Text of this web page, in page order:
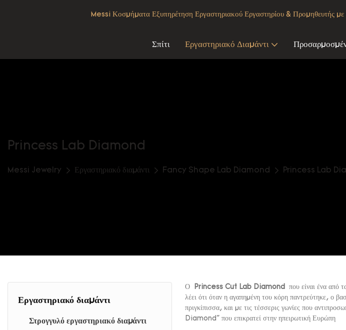
Messi Κοσμήματα Εξυπηρέτηση Εργαστηριακού Εργαστηρίου & Προμηθευτής με
Σπίτι Εργαστηριακό Διαμάντι
Princess Lab Diamond
Messi Jewelry Εργαστηριακό διαμάντι Fancy Shape Lab Diamond Princess Lab
Εργαστηριακό διαμάντι
Στρογγυλό εργαστηριακό διαμάντι
Ο Princess Cut Lab Diamond που είναι ένα από
λέει ότι όταν η αγαπημένη του κόρη παντρεύτηκε, ο
πριγκίπισσα, και με τις τέσσερις γωνίες που
Diamond" που επικρατεί στην ηπειρωτική Ευρώπη